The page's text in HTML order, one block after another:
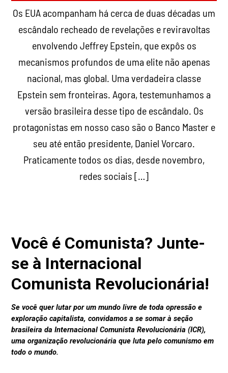
Os EUA acompanham há cerca de duas décadas um
escândalo recheado de revelações e reviravoltas
envolvendo Jeffrey Epstein, que expôs os
mecanismos profundos de uma elite não apenas
nacional, mas global. Uma verdadeira classe
Epstein sem fronteiras. Agora, testemunhamos a
versão brasileira desse tipo de escândalo. Os
protagonistas em nosso caso são o Banco Master e
seu até então presidente, Daniel Vorcaro.
Praticamente todos os dias, desde novembro,
redes sociais […]